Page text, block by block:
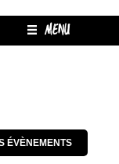
MENU
ÉVÈNEMENTS